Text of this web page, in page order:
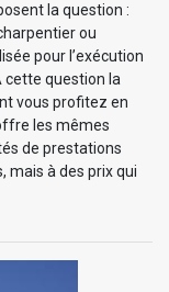
la question :
ou
pour l’exécution
cette question la
vous profitez en
les mêmes
de prestations
mais à des prix qui